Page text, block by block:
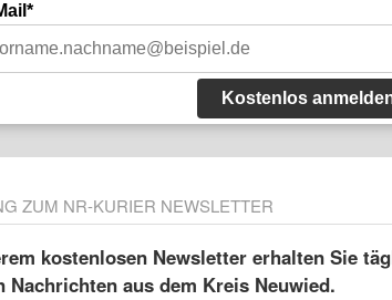
Kostenlos
ZUM NR-KURIER NEWSLETTER
kostenlosen Newsletter erhalten Sie
Nachrichten aus dem Kreis Neuwied.